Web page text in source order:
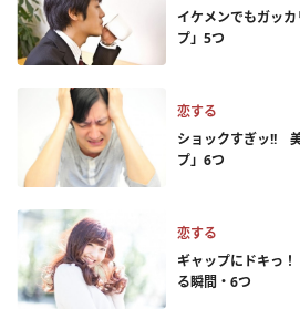
イケメンでもガッ
プ」5つ
恋する
ショックすぎッ!!
プ」6つ
恋する
ギャップにドキっ
る瞬間・6つ